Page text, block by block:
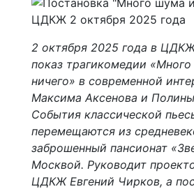
2 октября 2025 года в
показ трагикомедии
ничего» в современной
Максима Аксенова и
События классической
перемещаются из
заброшенный пансионат
Москвой. Руководит
ЦДКЖ Евгений Чирков, а